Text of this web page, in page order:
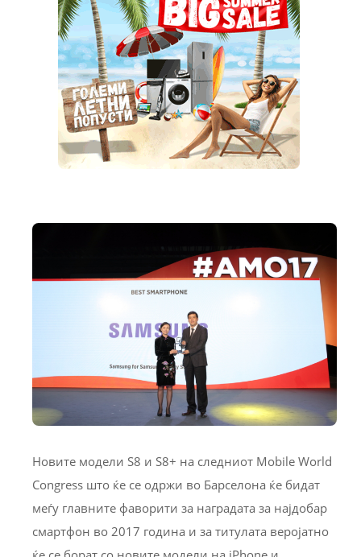
Новите модели S8 и S8+ на следниот Mobile World
Congress што ќе се одржи во Барселона ќе бидат
меѓу главните фаворити за наградата за најдобар
смартфон во 2017 година и за титулата веројатно